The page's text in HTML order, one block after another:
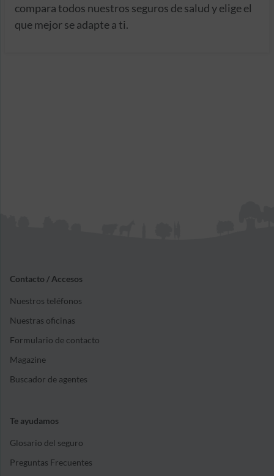
compara todos nuestros seguros de salud y elige el
que mejor se adapte a ti.
Contacto / Accesos
Nuestros teléfonos
Nuestras oficinas
Formulario de contacto
Magazine
Buscador de agentes
Te ayudamos
Glosario del seguro
Preguntas Frecuentes